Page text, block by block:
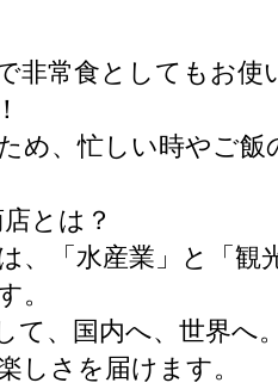
非常食としてもお使
め、忙しい時やご飯
とは？
、「水産業」と「
。
て、国内へ、世界へ。
しさを届けます。